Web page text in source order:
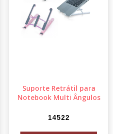
Suporte Retrátil para
Notebook Multi Ângulos
14522